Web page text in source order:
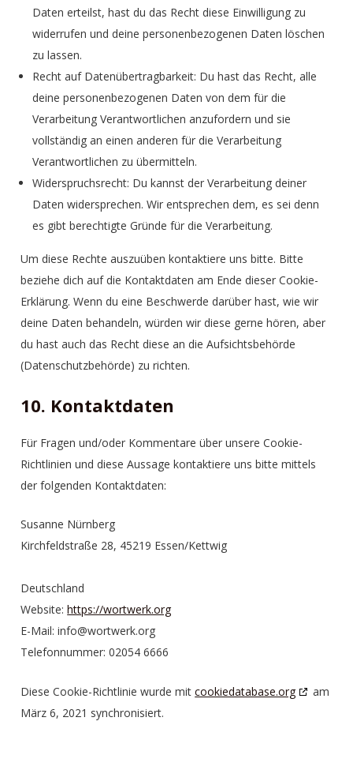
Daten erteilst, hast du das Recht diese Einwilligung zu
widerrufen und deine personenbezogenen Daten löschen
zu lassen.
Recht auf Datenübertragbarkeit: Du hast das Recht, alle
deine personenbezogenen Daten von dem für die
Verarbeitung Verantwortlichen anzufordern und sie
vollständig an einen anderen für die Verarbeitung
Verantwortlichen zu übermitteln.
Widerspruchsrecht: Du kannst der Verarbeitung deiner
Daten widersprechen. Wir entsprechen dem, es sei denn
es gibt berechtigte Gründe für die Verarbeitung.
Um diese Rechte auszuüben kontaktiere uns bitte. Bitte
beziehe dich auf die Kontaktdaten am Ende dieser Cookie-
Erklärung. Wenn du eine Beschwerde darüber hast, wie wir
deine Daten behandeln, würden wir diese gerne hören, aber
du hast auch das Recht diese an die Aufsichtsbehörde
(Datenschutzbehörde) zu richten.
10. Kontaktdaten
Für Fragen und/oder Kommentare über unsere Cookie-
Richtlinien und diese Aussage kontaktiere uns bitte mittels
der folgenden Kontaktdaten:
Susanne Nürnberg
Kirchfeldstraße 28, 45219 Essen/Kettwig
Deutschland
Website:https://wortwerk.org
E-Mail:info@wortwerk.org
Telefonnummer: 02054 6666
Diese Cookie-Richtlinie wurde mitcookiedatabase.org
am
März 6, 2021 synchronisiert.